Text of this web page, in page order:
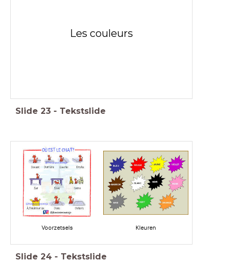
Les couleurs
Slide 23 - Tekstslide
Voorzetsels Kleuren
Slide 24 - Tekstslide